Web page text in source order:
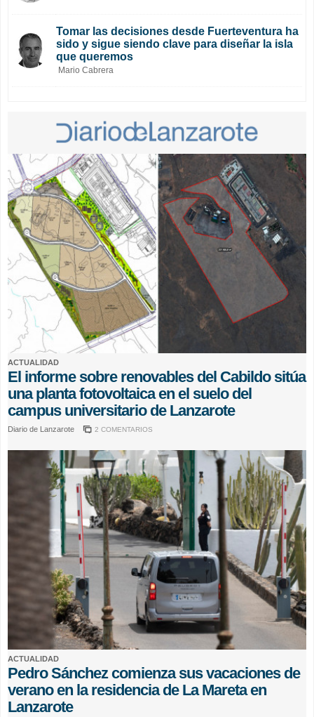
Tomar las decisiones desde Fuerteventura ha
sido y sigue siendo clave para diseñar la isla
que queremos
Mario Cabrera
ACTUALIDAD
El informe sobre renovables del Cabildo sitúa
una planta fotovoltaica en el suelo del
campus universitario de Lanzarote
Diario de Lanzarote 2 COMENTARIOS
ACTUALIDAD
Pedro Sánchez comienza sus vacaciones de
verano en la residencia de La Mareta en
Lanzarote